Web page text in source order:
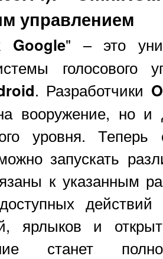
управлением
Google" – это
голосового
. Разработчики
вооружение, но и
уровня.
запускать
к указанным
ярлыков и
станет